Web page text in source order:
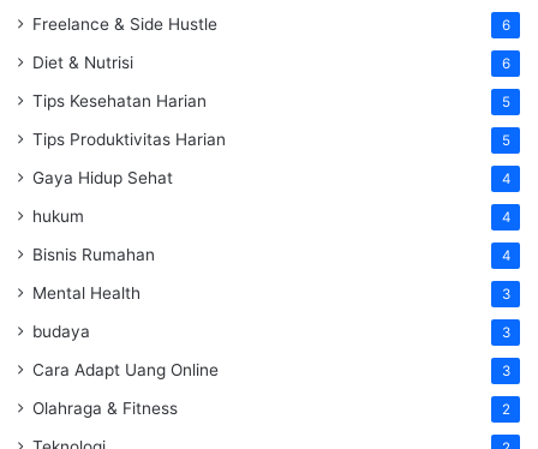
Freelance & Side Hustle 6
Diet & Nutrisi 6
Tips Kesehatan Harian 5
Tips Produktivitas Harian 5
Gaya Hidup Sehat 4
hukum 4
Bisnis Rumahan 4
Mental Health 3
budaya 3
Cara Adapt Uang Online 3
Olahraga & Fitness 2